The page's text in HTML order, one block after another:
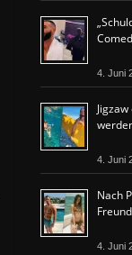
4. Juni
4. Juni
Nach
4. Juni